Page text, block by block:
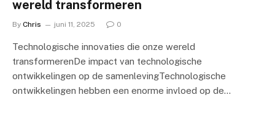
wereld transformeren
By Chris juni 11, 2025 0
Technologische innovaties die onze wereld
transformerenDe impact van technologische
ontwikkelingen op de samenlevingTechnologische
ontwikkelingen hebben een enorme invloed op de…